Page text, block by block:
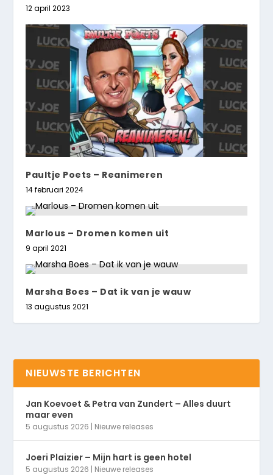
12 april 2023
Paultje Poets – Reanimeren
14 februari 2024
Marlous – Dromen komen uit
9 april 2021
Marsha Boes – Dat ik van je wauw
13 augustus 2021
NIEUWSTE BERICHTEN
Jan Koevoet & Petra van Zundert – Alles duurt
maar even
5 augustus 2026 | Nieuwe releases
Joeri Plaizier – Mijn hart is geen hotel
5 augustus 2026 | Nieuwe releases